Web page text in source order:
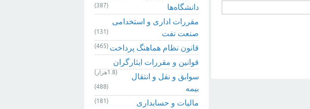
دانشگاه‌ها
(387)
مقررات اداری و استخدامی
صنعت نفت
(131)
قانون نظام هماهنگ پرداخت (465)
قوانین و مقررات ایثارگران
(1.8هزار)
سوابق و نقل و انتقال
بیمه‌
(488)
مالیات و حسابداری (181)